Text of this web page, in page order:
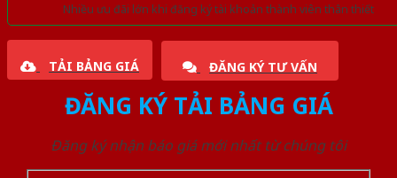
Nhiều ưu đãi lớn khi đăng ký tài khoản thành viên thân thiết
TẢI BẢNG GIÁ ĐĂNG KÝ TƯ VẤN
ĐĂNG KÝ TẢI BẢNG GIÁ
Đăng ký nhận báo giá mới nhất từ chúng tôi